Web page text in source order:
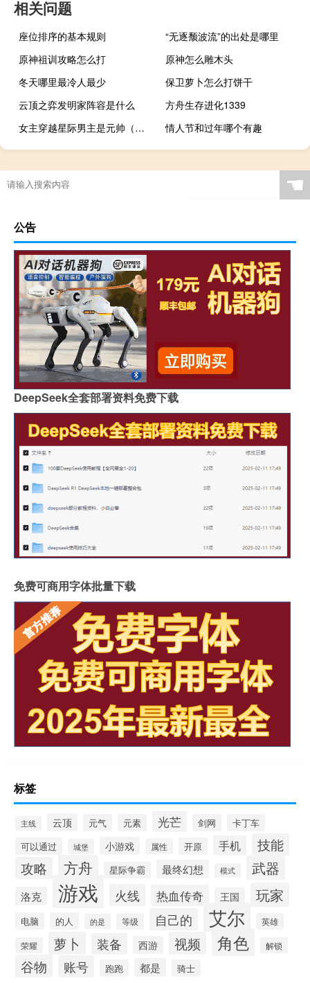
相关问题
座位排序的基本规则
“无逐颓波流”的出处是哪里
原神祖训攻略怎么打
原神怎么雕木头
冬天哪里最冷人最少
保卫萝卜怎么打饼干
云顶之弈发明家阵容是什么
方舟生存进化1339
女主穿越星际男主是元帅（女主穿越星际男多女少）
情人节和过年哪个有趣
☚
公告
DeepSeek全套部署资料免费下载
免费可商用字体批量下载
标签
主线 云顶 元气 元素 光芒 剑网
卡丁车
可以通过
城堡 小游戏 属性 开原 手机
技能
攻略
方舟 星际争霸 最终幻想 模式 武器
洛克 游戏 火线 热血传奇 王国 玩家
电脑 的人 的是 等级 自己的 艾尔 英雄
荣耀 萝卜 装备 西游 视频 角色 解锁
谷物 账号 跑跑 都是 骑士